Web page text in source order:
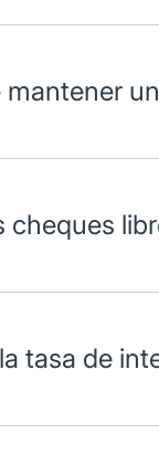
mantener
cheques
tasa de